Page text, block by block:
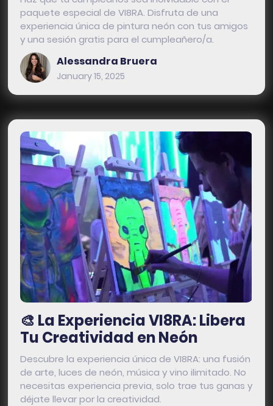
paquete especial de VI8RA. Disfruta de una
experiencia única de pintura neón con tus amigos
y una sesión gratis para el cumpleañero/a.
Alessandra Bruera
January 15, 2025
🎨 La Experiencia VI8RA: Libera
Tu Creatividad en Neón
Descubre la experiencia única de VI8RA: una fusión
de arte, luces de neón, música y vino ilimitado. No
necesitas experiencia previa, solo trae tus ganas y
déjate llevar por la creatividad.